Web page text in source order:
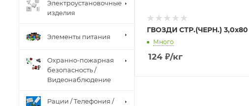
ГВОЗДИ СТР.(ЧЕРН.) 3,0х80
Много
124 ₽/кг
Электроустановочные
изделия
Элементы питания
Охранно-пожарная
безопасность /
Видеонаблюдение
Рации / Телефония /